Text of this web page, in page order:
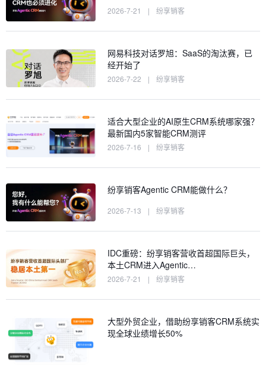
2026-7-21 | 纷享销客
网易科技对话罗旭：SaaS的淘汰赛，已
经开始了
2026-7-22 | 纷享销客
适合大型企业的AI原生CRM系统哪家强？
最新国内5家智能CRM测评
2026-7-16 | 纷享销客
纷享销客Agentic CRM能做什么？
2026-7-13 | 纷享销客
IDC重磅：纷享销客营收首超国际巨头，
本土CRM进入Agentic…
2026-7-21 | 纷享销客
大型外贸企业，借助纷享销客CRM系统实
现全球业绩增长50%